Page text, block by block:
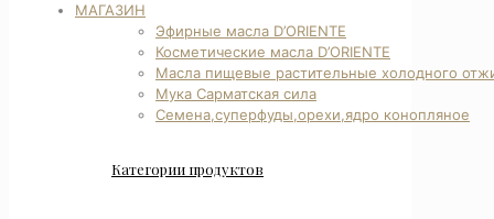
МАГАЗИН
Эфирные масла D’ORIENTE
Косметические масла D’ORIENTE
Масла пищевые растительные холодного
Мука Сарматская сила
Семена,суперфуды,орехи,ядро конопляное
Категории продуктов